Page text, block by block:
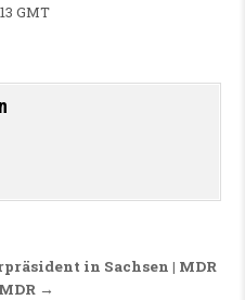
GMT
in Sachsen | MDR
→